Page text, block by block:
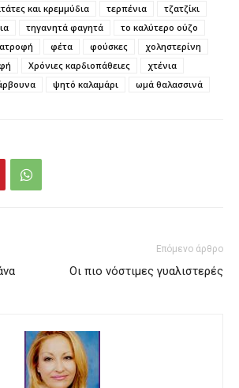
και κρεμμύδια
τερπένια
τζατζίκι
τηγανητά φαγητά
το καλύτερο ούζο
φέτα φούσκες
χοληστερίνη
Χρόνιες καρδιοπάθειες
χτένια
ψητό καλαμάρι ωμά θαλασσινά
Επόμενο άρθρο
Οι πιο νόστιμες γυαλιστερές